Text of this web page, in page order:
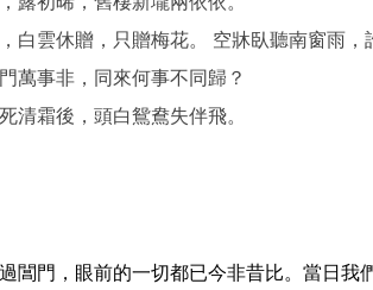
白雲休贈，只贈梅花。 空牀臥聽南窗雨，
萬事非，同來何事不同歸？
清霜後，頭白鴛鴦失伴飛。